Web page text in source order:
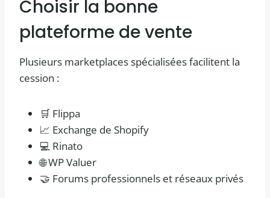
Choisir la bonne
plateforme de vente
Plusieurs marketplaces spécialisées facilitent la
cession :
🛒 Flippa
📈 Exchange de Shopify
💻 Rinato
🌐 WP Valuer
🤝 Forums professionnels et réseaux privés